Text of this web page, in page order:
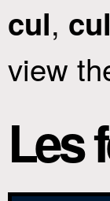
cul,
view
Les